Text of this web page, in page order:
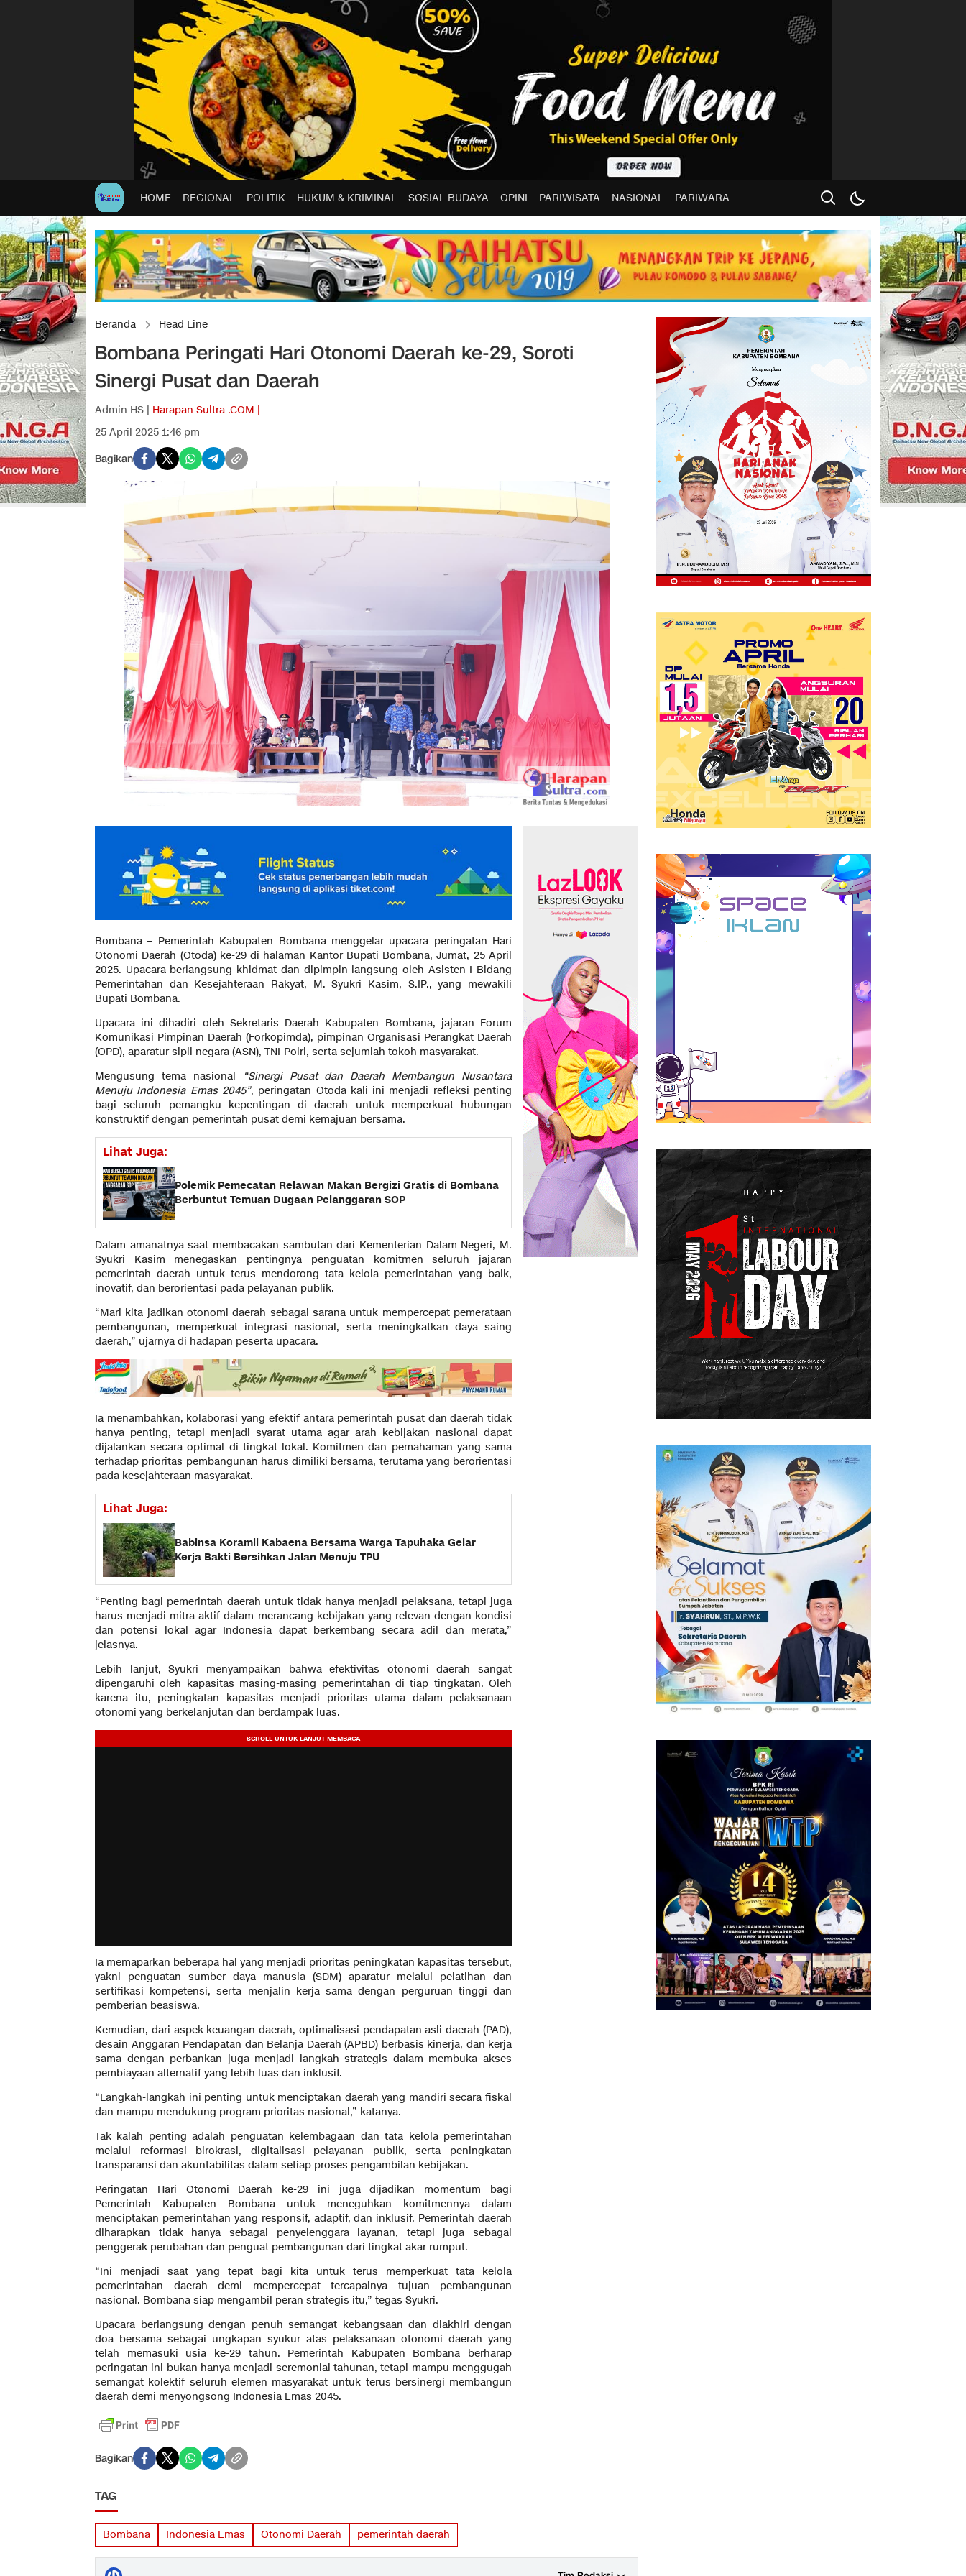
HOME REGIONAL POLITIK HUKUM & KRIMINAL SOSIAL BUDAYA OPINI PARIWISATA NASIONAL PARIWARA
Beranda Head Line
Bombana Peringati Hari Otonomi Daerah ke-29, Soroti
Sinergi Pusat dan Daerah
Admin HS | Harapan Sultra .COM |
25 April 2025 1:46 pm
Bagikan
Bombana – Pemerintah Kabupaten Bombana menggelar upacara peringatan Hari
Otonomi Daerah (Otoda) ke-29 di halaman Kantor Bupati Bombana, Jumat, 25 April
2025. Upacara berlangsung khidmat dan dipimpin langsung oleh Asisten I Bidang
Pemerintahan dan Kesejahteraan Rakyat, M. Syukri Kasim, S.IP., yang mewakili
Bupati Bombana.
Upacara ini dihadiri oleh Sekretaris Daerah Kabupaten Bombana, jajaran Forum
Komunikasi Pimpinan Daerah (Forkopimda), pimpinan Organisasi Perangkat Daerah
(OPD), aparatur sipil negara (ASN), TNI-Polri, serta sejumlah tokoh masyarakat.
Mengusung tema nasional
“Sinergi Pusat dan Daerah Membangun Nusantara
Menuju Indonesia Emas 2045”, peringatan Otoda kali ini menjadi refleksi penting
bagi seluruh pemangku kepentingan di daerah untuk memperkuat hubungan
konstruktif dengan pemerintah pusat demi kemajuan bersama.
Lihat Juga:
Polemik Pemecatan Relawan Makan Bergizi Gratis di Bombana
Berbuntut Temuan Dugaan Pelanggaran SOP
Dalam amanatnya saat membacakan sambutan dari Kementerian Dalam Negeri, M.
Syukri Kasim menegaskan pentingnya penguatan komitmen seluruh jajaran
pemerintah daerah untuk terus mendorong tata kelola pemerintahan yang baik,
inovatif, dan berorientasi pada pelayanan publik.
“Mari kita jadikan otonomi daerah sebagai sarana untuk mempercepat pemerataan
pembangunan, memperkuat integrasi nasional, serta meningkatkan daya saing
daerah,” ujarnya di hadapan peserta upacara.
Ia menambahkan, kolaborasi yang efektif antara pemerintah pusat dan daerah tidak
hanya penting, tetapi menjadi syarat utama agar arah kebijakan nasional dapat
dijalankan secara optimal di tingkat lokal. Komitmen dan pemahaman yang sama
terhadap prioritas pembangunan harus dimiliki bersama, terutama yang berorientasi
pada kesejahteraan masyarakat.
Lihat Juga:
Babinsa Koramil Kabaena Bersama Warga Tapuhaka Gelar
Kerja Bakti Bersihkan Jalan Menuju TPU
“Penting bagi pemerintah daerah untuk tidak hanya menjadi pelaksana, tetapi juga
harus menjadi mitra aktif dalam merancang kebijakan yang relevan dengan kondisi
dan potensi lokal agar Indonesia dapat berkembang secara adil dan merata,”
jelasnya.
Lebih lanjut, Syukri menyampaikan bahwa efektivitas otonomi daerah sangat
dipengaruhi oleh kapasitas masing-masing pemerintahan di tiap tingkatan. Oleh
karena itu, peningkatan kapasitas menjadi prioritas utama dalam pelaksanaan
otonomi yang berkelanjutan dan berdampak luas.
Ia memaparkan beberapa hal yang menjadi prioritas peningkatan kapasitas tersebut,
yakni penguatan sumber daya manusia (SDM) aparatur melalui pelatihan dan
sertifikasi kompetensi, serta menjalin kerja sama dengan perguruan tinggi dan
pemberian beasiswa.
Kemudian, dari aspek keuangan daerah, optimalisasi pendapatan asli daerah (PAD),
desain Anggaran Pendapatan dan Belanja Daerah (APBD) berbasis kinerja, dan kerja
sama dengan perbankan juga menjadi langkah strategis dalam membuka akses
pembiayaan alternatif yang lebih luas dan inklusif.
“Langkah-langkah ini penting untuk menciptakan daerah yang mandiri secara fiskal
dan mampu mendukung program prioritas nasional,” katanya.
Tak kalah penting adalah penguatan kelembagaan dan tata kelola pemerintahan
melalui reformasi birokrasi, digitalisasi pelayanan publik, serta peningkatan
transparansi dan akuntabilitas dalam setiap proses pengambilan kebijakan.
Peringatan Hari Otonomi Daerah ke-29 ini juga dijadikan momentum bagi
Pemerintah Kabupaten Bombana untuk meneguhkan komitmennya dalam
menciptakan pemerintahan yang responsif, adaptif, dan inklusif. Pemerintah daerah
diharapkan tidak hanya sebagai penyelenggara layanan, tetapi juga sebagai
penggerak perubahan dan penguat pembangunan dari tingkat akar rumput.
“Ini menjadi saat yang tepat bagi kita untuk terus memperkuat tata kelola
pemerintahan daerah demi mempercepat tercapainya tujuan pembangunan
nasional. Bombana siap mengambil peran strategis itu,” tegas Syukri.
Upacara berlangsung dengan penuh semangat kebangsaan dan diakhiri dengan
doa bersama sebagai ungkapan syukur atas pelaksanaan otonomi daerah yang
telah memasuki usia ke-29 tahun. Pemerintah Kabupaten Bombana berharap
peringatan ini bukan hanya menjadi seremonial tahunan, tetapi mampu menggugah
semangat kolektif seluruh elemen masyarakat untuk terus bersinergi membangun
daerah demi menyongsong Indonesia Emas 2045.
Bagikan
TAG
Bombana Indonesia Emas Otonomi Daerah pemerintah daerah